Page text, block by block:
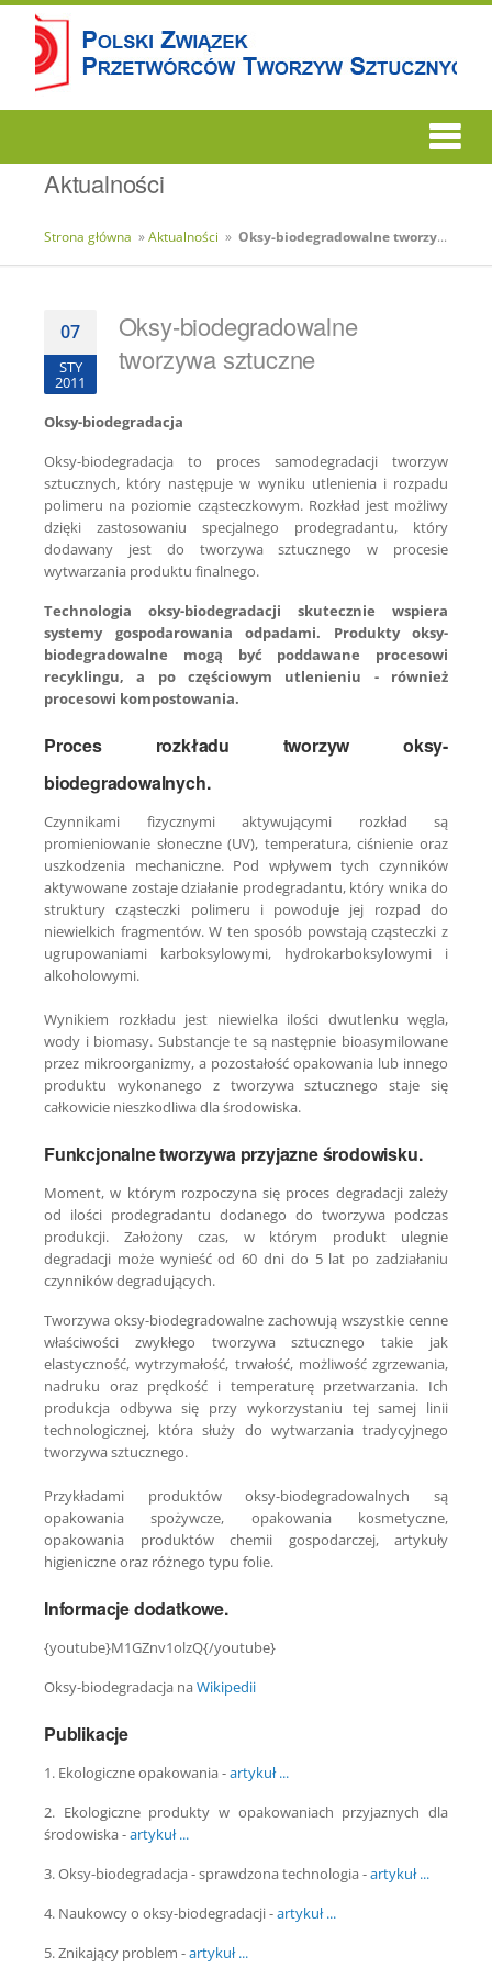
Aktualności
Strona główna »Aktualności » Oksy-biodegradowalne tworzywa sztuczne
07
STY
2011
Oksy-biodegradowalne
tworzywa sztuczne
Oksy-biodegradacja
Oksy-biodegradacja to proces samodegradacji tworzyw
sztucznych, który następuje w wyniku utlenienia i rozpadu
polimeru na poziomie cząsteczkowym. Rozkład jest możliwy
dzięki zastosowaniu specjalnego prodegradantu, który
dodawany jest do tworzywa sztucznego w procesie
wytwarzania produktu finalnego.
Technologia oksy-biodegradacji skutecznie wspiera
systemy gospodarowania odpadami. Produkty oksy-
biodegradowalne mogą być poddawane procesowi
recyklingu, a po częściowym utlenieniu - również
procesowi kompostowania.
Proces rozkładu tworzyw oksy-
biodegradowalnych.
Czynnikami fizycznymi aktywującymi rozkład są
promieniowanie słoneczne (UV), temperatura, ciśnienie oraz
uszkodzenia mechaniczne. Pod wpływem tych czynników
aktywowane zostaje działanie prodegradantu, który wnika do
struktury cząsteczki polimeru i powoduje jej rozpad do
niewielkich fragmentów. W ten sposób powstają cząsteczki z
ugrupowaniami karboksylowymi, hydrokarboksylowymi i
alkoholowymi.
Wynikiem rozkładu jest niewielka ilości dwutlenku węgla,
wody i biomasy. Substancje te są następnie bioasymilowane
przez mikroorganizmy, a pozostałość opakowania lub innego
produktu wykonanego z tworzywa sztucznego staje się
całkowicie nieszkodliwa dla środowiska.
Funkcjonalne tworzywa przyjazne środowisku.
Moment, w którym rozpoczyna się proces degradacji zależy
od ilości prodegradantu dodanego do tworzywa podczas
produkcji. Założony czas, w którym produkt ulegnie
degradacji może wynieść od 60 dni do 5 lat po zadziałaniu
czynników degradujących.
Tworzywa oksy-biodegradowalne zachowują wszystkie cenne
właściwości zwykłego tworzywa sztucznego takie jak
elastyczność, wytrzymałość, trwałość, możliwość zgrzewania,
nadruku oraz prędkość i temperaturę przetwarzania. Ich
produkcja odbywa się przy wykorzystaniu tej samej linii
technologicznej, która służy do wytwarzania tradycyjnego
tworzywa sztucznego.
Przykładami produktów oksy-biodegradowalnych są
opakowania spożywcze, opakowania kosmetyczne,
opakowania produktów chemii gospodarczej, artykuły
higieniczne oraz różnego typu folie.
Informacje dodatkowe.
{youtube}M1GZnv1olzQ{/youtube}
Oksy-biodegradacja naWikipedii
Publikacje
1. Ekologiczne opakowania -artykuł ...
2. Ekologiczne produkty w opakowaniach przyjaznych dla
środowiska -artykuł ...
3. Oksy-biodegradacja - sprawdzona technologia -artykuł ...
4. Naukowcy o oksy-biodegradacji -artykuł ...
5. Znikający problem -artykuł ...